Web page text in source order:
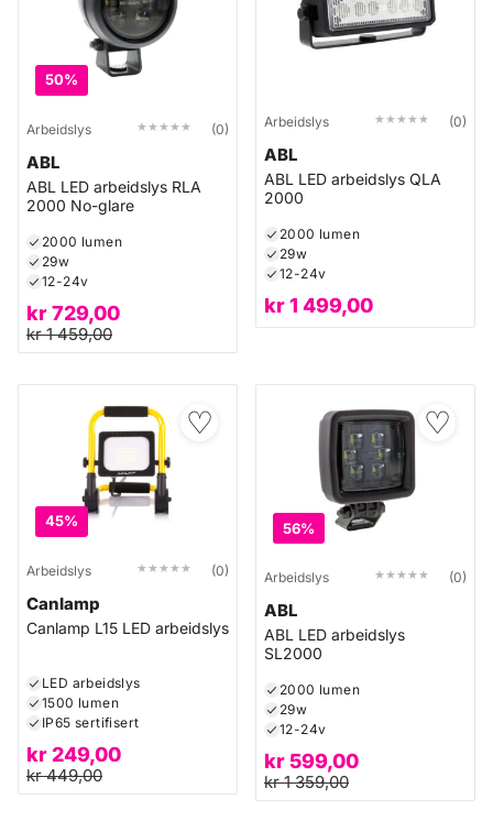
50%
Arbeidslys ★★★★★
★★★★★ (0)
ABL
ABL LED arbeidslys RLA
2000 No-glare
2000 lumen
29w
12-24v
kr729,00
kr1 459,00
Arbeidslys ★★★★★
★★★★★ (0)
ABL
ABL LED arbeidslys QLA
2000
2000 lumen
29w
12-24v
kr1 499,00
♡
45%
Arbeidslys ★★★★★
★★★★★ (0)
Canlamp
Canlamp L15 LED arbeidslys
LED arbeidslys
1500 lumen
IP65 sertifisert
kr249,00
kr449,00
♡
56%
Arbeidslys ★★★★★
★★★★★ (0)
ABL
ABL LED arbeidslys
SL2000
2000 lumen
29w
12-24v
kr599,00
kr1 359,00